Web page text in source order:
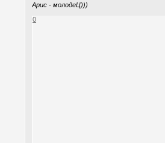
Арис - молодеЦ)))
0